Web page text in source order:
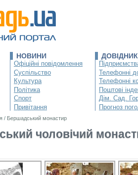
НОВИНИ
Офіційні повідомлення
Суспільство
Культура
Політика
Спорт
Привітання
Телефонні
Телефонні
Поштові
Дім. Сад.
Прогноз
/ Бершадський монастир
чоловічий